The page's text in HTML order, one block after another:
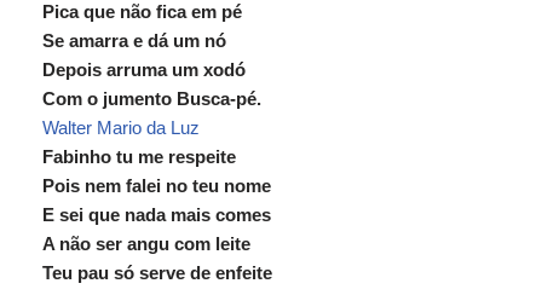
Pica que não fica em pé
Se amarra e dá um nó
Depois arruma um xodó
Com o jumento Busca-pé.
Walter Mario da Luz
Fabinho tu me respeite
Pois nem falei no teu nome
E sei que nada mais comes
A não ser angu com leite
Teu pau só serve de enfeite